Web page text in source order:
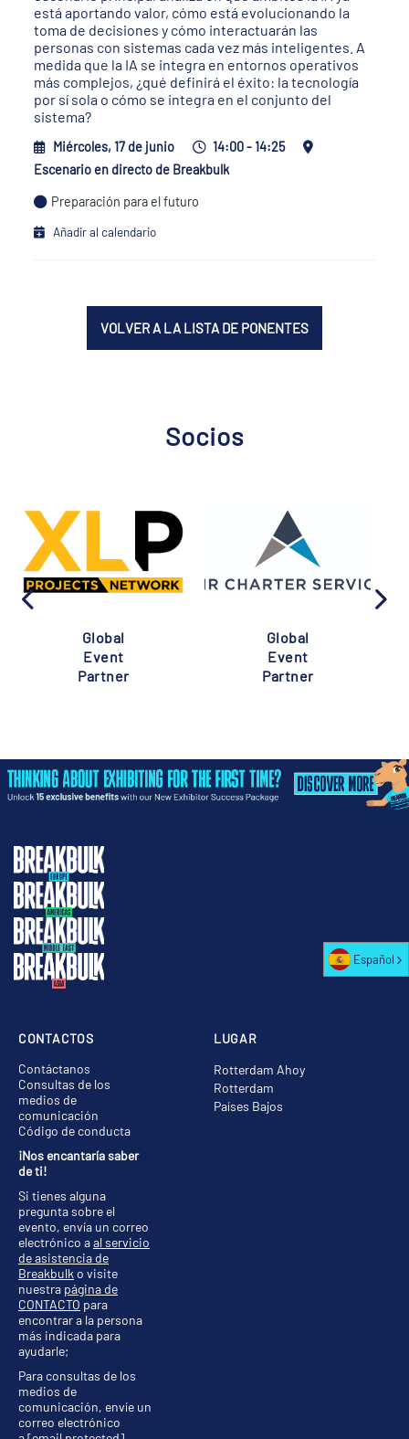
está aportando valor, cómo está evolucionando la
toma de decisiones y cómo interactuarán las
personas con sistemas cada vez más inteligentes. A
medida que la IA se integra en entornos operativos
más complejos, ¿qué definirá el éxito: la tecnología
por sí sola o cómo se integra en el conjunto del
sistema?
Miércoles, 17 de junio
14:00 - 14:25
Escenario en directo de Breakbulk
Preparación para el futuro
Añadir al calendario
VOLVER A LA LISTA DE PONENTES
Socios
Global
Event
Partner
Global
Event
Partner
LUGAR
Rotterdam Ahoy
Rotterdam
Países Bajos
CONTACTOS
Contáctanos
Consultas de los
medios de
comunicación
Código de conducta
¡Nos encantaría saber
de ti!
Si tienes alguna
pregunta sobre el
evento, envía un correo
electrónico aal servicio
de asistencia de
Breakbulk o visite
nuestra página de
CONTACTO para
encontrar a la persona
más indicada para
ayudarle;
Para consultas de los
medios de
comunicación, envíe un
correo electrónico
Español